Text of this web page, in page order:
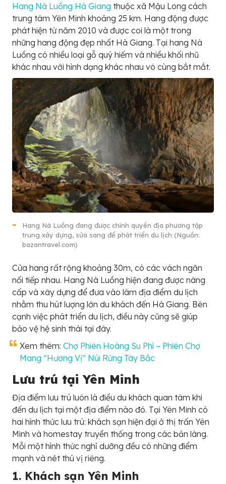
Hang Nà Luồng Hà Giang thuộc xã Mậu Long cách
trung tâm Yên Minh khoảng 25 km. Hang động được
phát hiện từ năm 2010 và được coi là một trong
những hang động đẹp nhất Hà Giang. Tại hang Nà
Luồng có nhiều loại gỗ quý hiếm và nhiều khối nhũ
khác nhau với hình dạng khác nhau vô cùng bắt mắt.
Hang Nà Luồng đang được chính quyền địa phương tập
trung xây dựng, sửa sang để phát triển du lịch (Nguồn:
bazantravel.com)
Cửa hang rất rộng khoảng 30m, có các vách ngăn
nối tiếp nhau. Hang Nà Luồng hiện đang được nâng
cấp và xây dựng để đưa vào làm địa điểm du lịch
nhằm thu hút lượng lớn du khách đến Hà Giang. Bên
cạnh việc phát triển du lịch, điều này cũng sẽ giúp
bảo vệ hệ sinh thái tại đây.
Xem thêm: Chợ Phiên Hoàng Su Phì – Phiên Chợ
Mang “Hương Vị” Núi Rừng Tây Bắc
Lưu trú tại Yên Minh
Địa điểm lưu trú luôn là điều du khách quan tâm khi
đến du lịch tại một địa điểm nào đó. Tại Yên Minh có
hai hình thức lưu trú: khách sạn hiện đại ở thị trấn Yên
Minh và homestay truyền thống trong các bản làng.
Mỗi một hình thức nghỉ dưỡng đều có những điểm
mạnh và nét thú vị riêng.
1. Khách sạn Yên Minh